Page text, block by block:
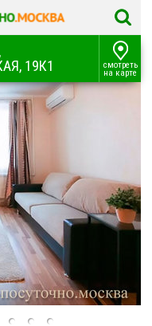
19К1
смотреть
на карте